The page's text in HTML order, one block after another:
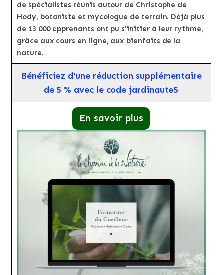
de spécialistes réunis autour de Christophe de
Hody, botaniste et mycologue de terrain. Déjà plus
de 13 000 apprenants ont pu s'initier à leur rythme,
grâce aux cours en ligne, aux bienfaits de la
nature.
Bénéficiez d'une réduction supplémentaire
de 5 % avec le code jardinaute5
En savoir plus